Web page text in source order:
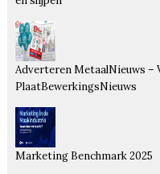
Adverteren MetaalNieuws –
PlaatBewerkingsNieuws
Marketing Benchmark 2025